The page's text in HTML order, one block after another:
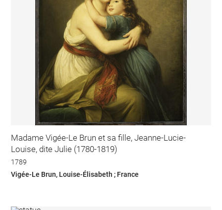
Madame Vigée-Le Brun et sa fille, Jeanne-Lucie-
Louise, dite Julie (1780-1819)
1789
Vigée-Le Brun, Louise-Élisabeth ; France